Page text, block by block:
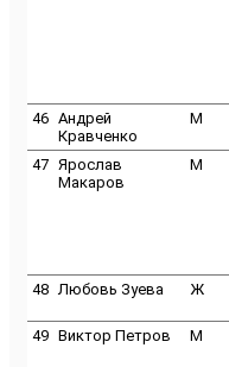
46 Андрей
Кравченко
M
47 Ярослав
Макаров
M
48 Любовь Зуева Ж
49 Виктор Петров M